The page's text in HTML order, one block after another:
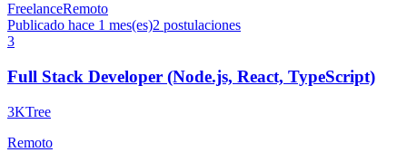
FreelanceRemoto
Publicado hace 1 mes(es)2 postulaciones
3
Full Stack Developer (Node.js, React, TypeScript)
3KTree
Remoto